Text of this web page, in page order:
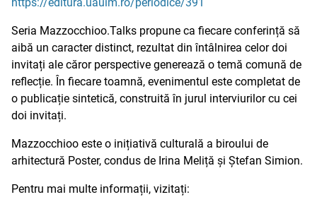
Seria Mazzocchioo.Talks propune ca fiecare conferință să
aibă un caracter distinct, rezultat din întâlnirea celor doi
invitați ale căror perspective generează o temă comună de
reflecție. În fiecare toamnă, evenimentul este completat de
o publicație sintetică, construită în jurul interviurilor cu cei
doi invitați.
Mazzocchioo este o inițiativă culturală a biroului de
arhitectură Poster, condus de Irina Meliță și Ștefan Simion.
Pentru mai multe informații, vizitați: